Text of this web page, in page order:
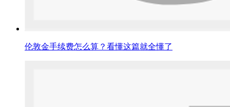
伦敦金手续费怎么算？看懂这篇就全懂了